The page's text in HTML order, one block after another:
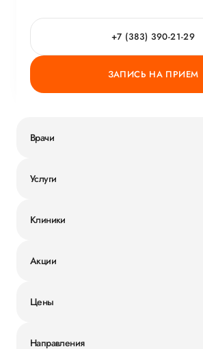
+7 (383) 390-21-29
ЗАПИСЬ НА ПРИЕМ
Врачи
Услуги
Клиники
Акции
Цены
Направления